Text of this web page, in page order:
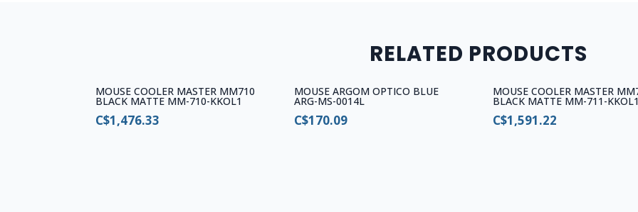
RELATED PRODUCTS
MOUSE COOLER MASTER MM710
BLACK MATTE MM-710-KKOL1
C$1,476.33
MOUSE ARGOM OPTICO BLUE
ARG-MS-0014L
C$170.09
MOUSE COOLER MASTER
BLACK MATTE MM-711-KKOL1
C$1,591.22